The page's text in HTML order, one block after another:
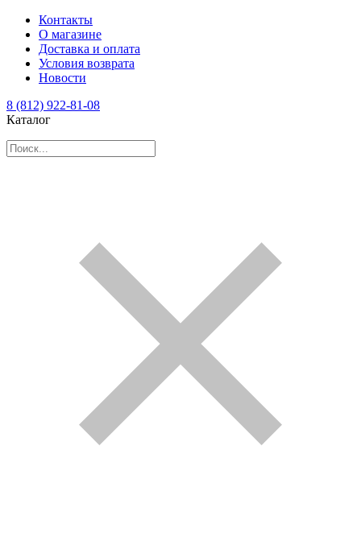
Контакты
О магазине
Доставка и оплата
Условия возврата
Новости
8 (812) 922-81-08
Каталог